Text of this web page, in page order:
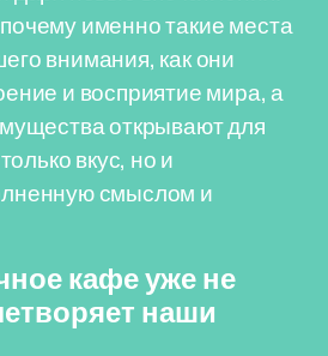
именно такие места
внимания, как они
и восприятие мира, а
открывают для
вкус, но и
смыслом и
кафе уже не
наши